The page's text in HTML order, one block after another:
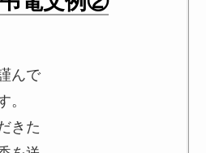
んで
。
きた